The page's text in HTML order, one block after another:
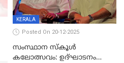
KERALA
Posted On 20-12-2025
സംസ്ഥാന സ്കൂൾ
കലോത്സവം: ഉദ്ഘാടനം